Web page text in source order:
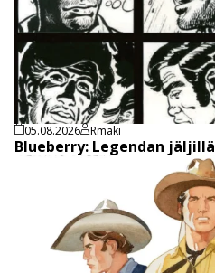
05.08.2026 Rmaki
Blueberry: Legendan jäljillä